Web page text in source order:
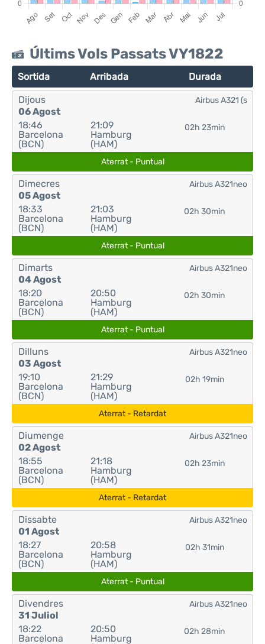
Últims Vols Passats VY1822
Sortida Arribada Durada
Dijous
06 Agost
18:46
Barcelona
(BCN)
21:09
Hamburg
(HAM)
02h 23min
Airbus A321 (s
Aterrat - Puntual
Dimecres
05 Agost
18:33
Barcelona
(BCN)
21:03
Hamburg
(HAM)
02h 30min
Airbus A321neo
Aterrat - Puntual
Dimarts
04 Agost
18:20
Barcelona
(BCN)
20:50
Hamburg
(HAM)
02h 30min
Airbus A321neo
Aterrat - Puntual
Dilluns
03 Agost
19:10
Barcelona
(BCN)
21:29
Hamburg
(HAM)
02h 19min
Airbus A321neo
Aterrat - Retardat
Diumenge
02 Agost
18:55
Barcelona
(BCN)
21:18
Hamburg
(HAM)
02h 23min
Airbus A321neo
Aterrat - Retardat
Dissabte
01 Agost
18:27
Barcelona
(BCN)
20:58
Hamburg
(HAM)
02h 31min
Airbus A321neo
Aterrat - Puntual
Divendres
31 Juliol
18:22
Barcelona
20:50
Hamburg
02h 28min
Airbus A321neo